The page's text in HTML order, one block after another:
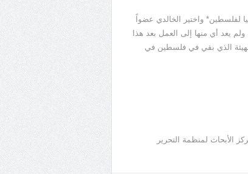
العربية العليا لفلسطين* واختير الخالدي عضواً
يعد أي منها إلى العمل بعد هذا
الذي بقي في فلسطين في
في مكتبة مركز الأبحاث لمنظمة التحرير